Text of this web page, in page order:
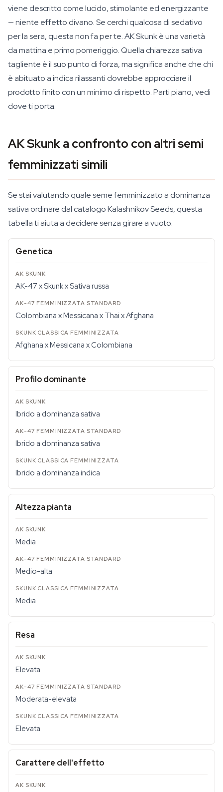
viene descritto come lucido, stimolante ed energizzante
— niente effetto divano. Se cerchi qualcosa di sedativo
per la sera, questa non fa per te. AK Skunk è una varietà
da mattina e primo pomeriggio. Quella chiarezza sativa
tagliente è il suo punto di forza, ma significa anche che chi
è abituato a indica rilassanti dovrebbe approcciare il
prodotto finito con un minimo di rispetto. Parti piano, vedi
dove ti porta.
AK Skunk a confronto con altri semi
femminizzati simili
Se stai valutando quale seme femminizzato a dominanza
sativa ordinare dal catalogo Kalashnikov Seeds, questa
tabella ti aiuta a decidere senza girare a vuoto.
Genetica
AK-47 x Skunk x Sativa russa
Colombiana x Messicana x Thai x Afghana
Afghana x Messicana x Colombiana
Profilo dominante
Ibrido a dominanza sativa
Ibrido a dominanza sativa
Ibrido a dominanza indica
Altezza pianta
Media
Medio-alta
Media
Resa
Elevata
Moderata-elevata
Elevata
Carattere dell'effetto